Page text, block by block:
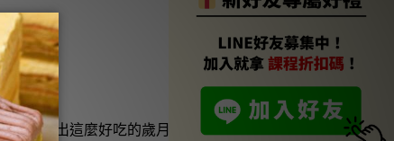
能做出這麼好吃的歲月酥，超開心🎉